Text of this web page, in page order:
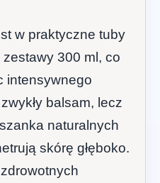
w praktyczne tuby
300 ml, co
intensywnego
balsam, lecz
naturalnych
skórę głęboko.